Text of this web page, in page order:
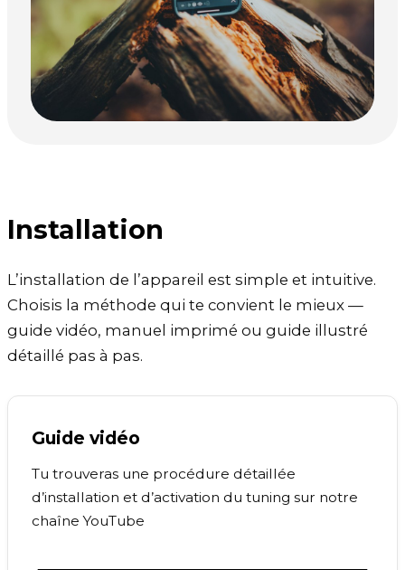
Installation
L’installation de l’appareil est simple et intuitive.
Choisis la méthode qui te convient le mieux —
guide vidéo, manuel imprimé ou guide illustré
détaillé pas à pas.
Guide vidéo
Tu trouveras une procédure détaillée
d’installation et d’activation du tuning sur notre
chaîne YouTube